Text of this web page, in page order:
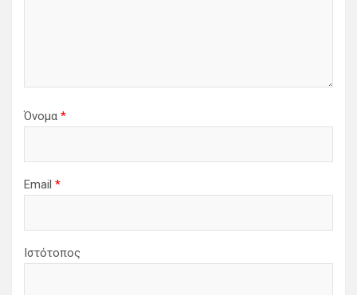
Όνομα *
Email *
Ιστότοπος